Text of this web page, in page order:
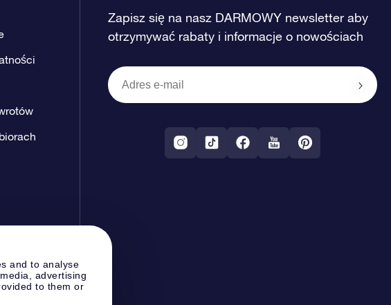
and to analyse
advertising
to them or
Zapisz się na nasz DARMOWY newsletter aby
otrzymywać rabaty i informacje o nowościach